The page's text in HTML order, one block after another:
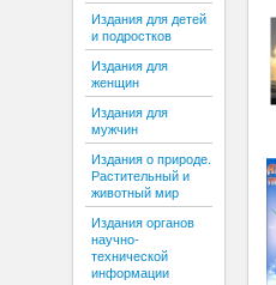
Издания для детей
и подростков
Издания для
женщин
Издания для
мужчин
Издания о природе.
Растительный и
животный мир
Издания органов
научно-
технической
информации